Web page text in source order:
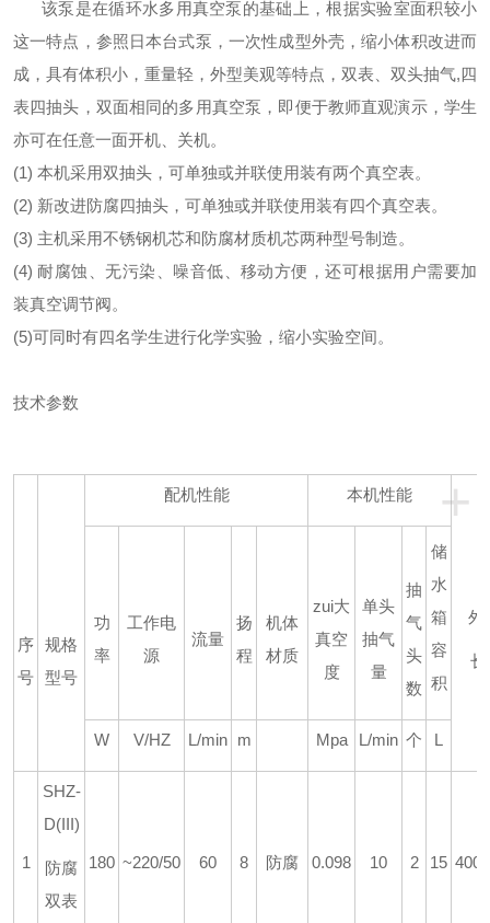
该泵是在循环水多用真空泵的基础上，根据实验室面积较小
这一特点，参照日本台式泵，一次性成型外壳，缩小体积改进而
成，具有体积小，重量轻，外型美观等特点，双表、双头抽气,四
表四抽头，双面相同的多用真空泵，即便于教师直观演示，学生
亦可在任意一面开机、关机。
(1) 本机采用双抽头，可单独或并联使用装有两个真空表。
(2) 新改进防腐四抽头，可单独或并联使用装有四个真空表。
(3) 主机采用不锈钢机芯和防腐材质机芯两种型号制造。
(4) 耐腐蚀、无污染、噪音低、移动方便，还可根据用户需要加
装真空调节阀。
(5)可同时有四名学生进行化学实验，缩小实验空间。
技术参数
+
序
号
规格
型号
配机性能 本机性能
外
长
功
率
工作电
源
流量
扬
程
机体
材质
zui大
真空
度
单头
抽气
量
抽
气
头
数
储
水
箱
容
积
W V/HZ L/min m Mpa L/min 个 L
1
SHZ-
D(III)
防腐
双表
180 ~220/50 60 8 防腐 0.098 10 2 15